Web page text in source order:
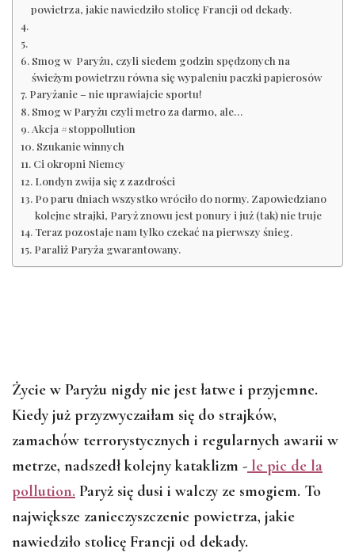
powietrza, jakie nawiedziło stolicę Francji od dekady.
Smog w Paryżu, czyli siedem godzin spędzonych na
świeżym powietrzu równa się wypaleniu paczki papierosów
Paryżanie – nie uprawiajcie sportu!
Smog w Paryżu czyli metro za darmo, ale…
Akcja #stoppollution
Szukanie winnych
Ci okropni Niemcy
Londyn zwija się z zazdrości
Po paru dniach wszystko wróciło do normy. Zapowiedziano
kolejne strajki, Paryż znowu jest ponury i już (tak) nie truje
Teraz pozostaje nam tylko czekać na pierwszy śnieg.
Paraliż Paryża gwarantowany.
Życie w Paryżu nigdy nie jest łatwe i przyjemne.
Kiedy już przyzwyczaiłam się do strajków,
zamachów terrorystycznych i regularnych awarii w
metrze, nadszedł kolejny kataklizm - le pic de la
pollution. Paryż się dusi i walczy ze smogiem. To
największe zanieczyszczenie powietrza, jakie
nawiedziło stolicę Francji od dekady.